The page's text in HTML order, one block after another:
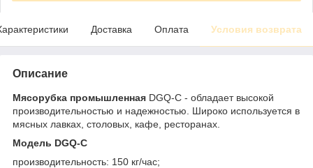
Доставка Оплата Условия возврата
Описание
Мясорубка промышленная DGQ-C - обладает высокой
производительностью и надежностью. Широко используется в
мясных лавках, столовых, кафе, ресторанах.
Модель DGQ-C
производительность: 150 кг/час;